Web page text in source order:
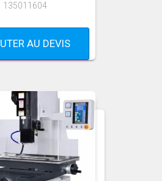
135011604
AU DEVIS